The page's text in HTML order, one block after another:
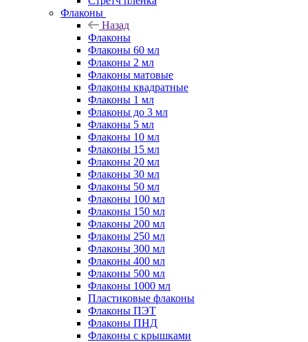
Флаконы
Назад
Флаконы
Флаконы 60 мл
Флаконы 2 мл
Флаконы матовые
Флаконы квадратные
Флаконы 1 мл
Флаконы до 3 мл
Флаконы 5 мл
Флаконы 10 мл
Флаконы 15 мл
Флаконы 20 мл
Флаконы 30 мл
Флаконы 50 мл
Флаконы 100 мл
Флаконы 150 мл
Флаконы 200 мл
Флаконы 250 мл
Флаконы 300 мл
Флаконы 400 мл
Флаконы 500 мл
Флаконы 1000 мл
Пластиковые флаконы
Флаконы ПЭТ
Флаконы ПНД
Флаконы с крышками